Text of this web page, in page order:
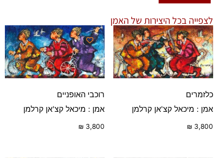
לצפייה בכל היצירות של האמן
כלזמרים
אמן : מיכאל קצ'אן קרלמן
₪ 3,800
רוכבי האופניים
אמן : מיכאל קצ'אן קרלמן
₪ 3,800